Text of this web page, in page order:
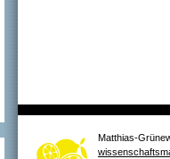
Matthias-